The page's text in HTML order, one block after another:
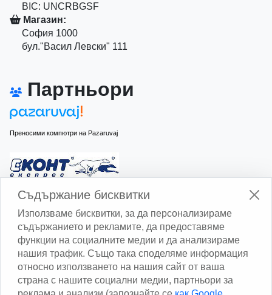
BIC: UNCRBGSF
Магазин:
София 1000
бул."Васил Левски" 111
Партньори
Преносими компютри на Pazaruvaj
Изчисли доставката с Еконт
Изчисли доставката със Спиди
Съдържание бисквитки
Използваме бисквитки, за да персонализираме
съдържанието и рекламите, да предоставяме
функции на социалните медии и да анализираме
нашия трафик. Също така споделяме информация
относно използването на нашия сайт от ваша
страна с нашите социални медии, партньори за